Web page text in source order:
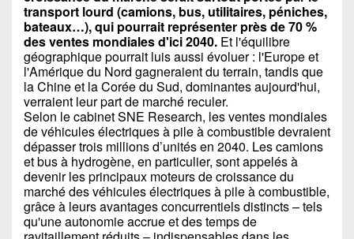
transport lourd (camions, bus, utilitaires, péniches,
bateaux…), qui pourrait représenter près de 70 %
des ventes mondiales d'ici 2040. Et l'équilibre
géographique pourrait luis aussi évoluer : l'Europe et
l'Amérique du Nord gagneraient du terrain, tandis que
la Chine et la Corée du Sud, dominantes aujourd'hui,
verraient leur part de marché reculer.
Selon le cabinet SNE Research, les ventes mondiales
de véhicules électriques à pile à combustible devraient
dépasser trois millions d’unités en 2040. Les camions
et bus à hydrogène, en particulier, sont appelés à
devenir les principaux moteurs de croissance du
marché des véhicules électriques à pile à combustible,
grâce à leurs avantages concurrentiels distincts – tels
qu'une autonomie accrue et des temps de